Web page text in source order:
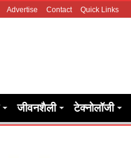
Advertise Contact Quick Links
जीवनशैली टेक्नोलॉजी